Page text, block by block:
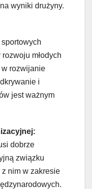
wyniki drużyny.
młodych
w rozwijanie
i
jest ważnym
dobrze
związku
z nim w zakresie